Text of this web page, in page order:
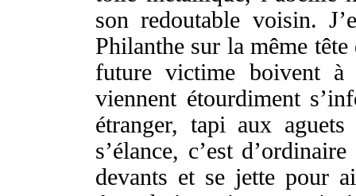
sonredoutable voisin.
Philanthe sur lamême tête
future victime boiventà
viennent étourdiments’
étranger, tapiaux aguets
s’élance, c’est d’ordinaire
devants et se jettepour